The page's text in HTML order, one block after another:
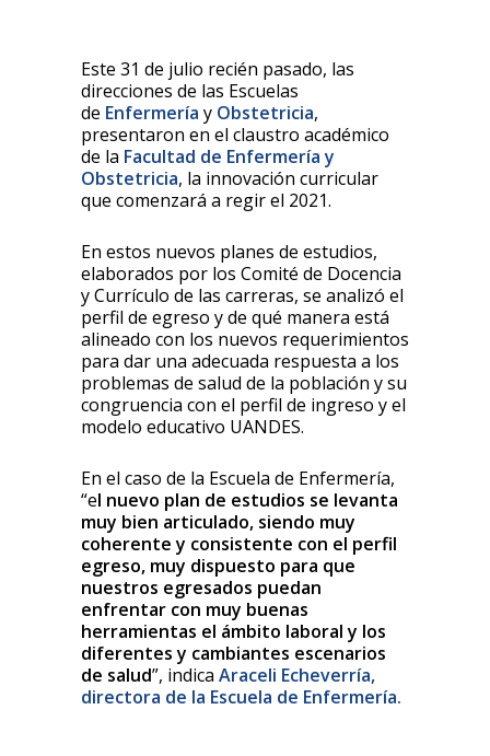
Este 31 de julio recién pasado, las
direcciones de las Escuelas
de Enfermería y Obstetricia,
presentaron en el claustro académico
de la Facultad de Enfermería y
Obstetricia, la innovación curricular
que comenzará a regir el 2021.
En estos nuevos planes de estudios,
elaborados por los Comité de Docencia
y Currículo de las carreras, se analizó el
perfil de egreso y de qué manera está
alineado con los nuevos requerimientos
para dar una adecuada respuesta a los
problemas de salud de la población y su
congruencia con el perfil de ingreso y el
modelo educativo UANDES.
En el caso de la Escuela de Enfermería,
“el nuevo plan de estudios se levanta
muy bien articulado, siendo muy
coherente y consistente con el perfil
egreso, muy dispuesto para que
nuestros egresados puedan
enfrentar con muy buenas
herramientas el ámbito laboral y los
diferentes y cambiantes escenarios
de salud”, indica Araceli Echeverría,
directora de la Escuela de Enfermería.